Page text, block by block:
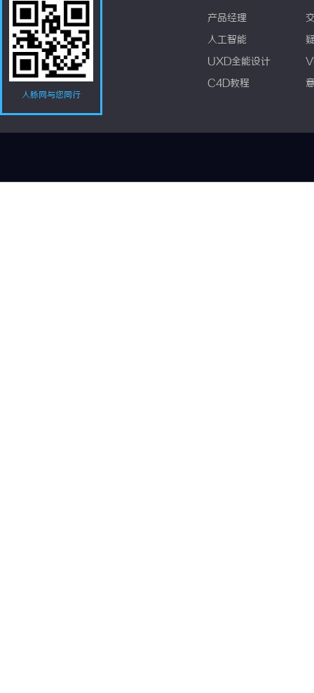
人脉网与您同行
产品经理
人工智能
UXD全能设计
C4D教程